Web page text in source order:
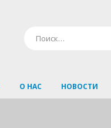
О НАС НОВОСТИ